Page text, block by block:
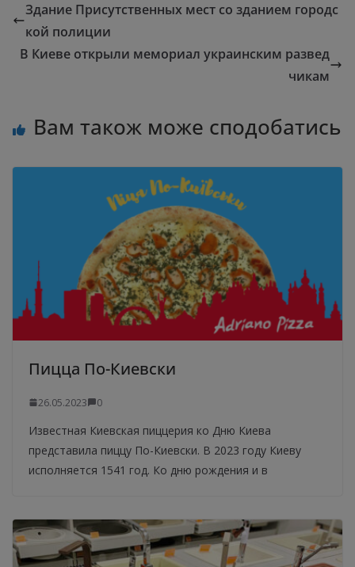
Здание Присутственных мест со зданием городс
кой полиции
В Киеве открыли мемориал украинским развед
чикам
Вам також може сподобатись
Пицца По-Киевски
26.05.2023 0
Известная Киевская пиццерия ко Дню Киева
представила пиццу По-Киевски. В 2023 году Киеву
исполняется 1541 год. Ко дню рождения и в